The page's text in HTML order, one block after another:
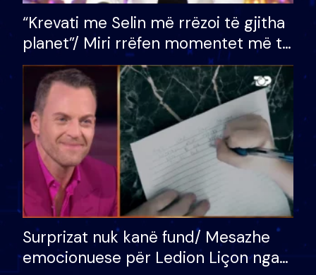
“Krevati me Selin më rrëzoi të gjitha
planet”/ Miri rrëfen momentet më të
bukura në shtëpinë e BB VIP: Do më
mungojë zilja e mëngjesit kur…
Surprizat nuk kanë fund/ Mesazhe
emocionuese për Ledion Liçon nga